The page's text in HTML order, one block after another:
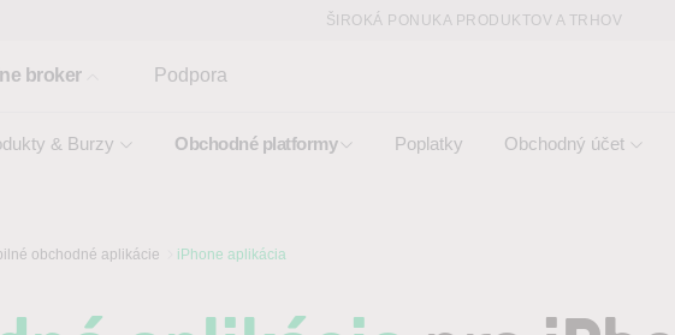
ŠIROKÁ PONUKA PRODUKTOV A TRHOV
broker
& Burzy Obchodné platformy Poplatky Obchodný účet
Podpora
obchodné aplikácie iPhone aplikácia